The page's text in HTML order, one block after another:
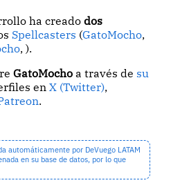
ha creadodos
Spellcasters (GatoMocho,
, ).
GatoMocho a través de su
enX (Twitter),
.
automáticamente por DeVuego LATAM
en su base de datos, por lo que